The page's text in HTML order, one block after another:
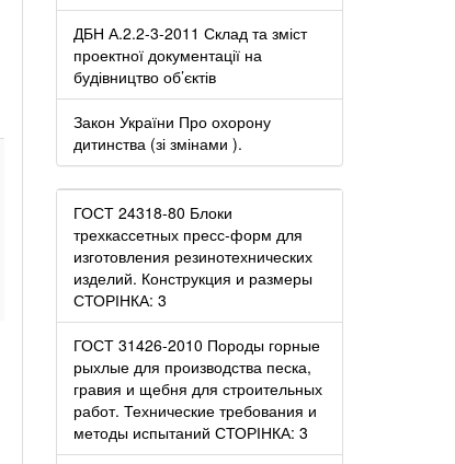
ДБН А.2.2-3-2011 Склад та зміст
проектної документації на
будівництво об’єктів
Закон України Про охорону
дитинства (зі змінами ).
ГОСТ 24318-80 Блоки
трехкассетных пресс-форм для
изготовления резинотехнических
изделий. Конструкция и размеры
СТОРІНКА: 3
ГОСТ 31426-2010 Породы горные
рыхлые для производства песка,
гравия и щебня для строительных
работ. Технические требования и
методы испытаний СТОРІНКА: 3